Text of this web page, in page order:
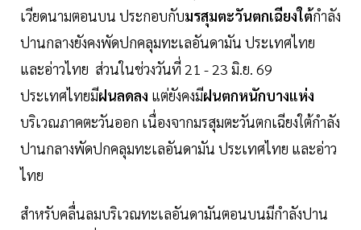
เวียดนามตอนบน ประกอบกับมรสุมตะวันตกเฉียงใต้กำลัง
ปานกลางยังคงพัดปกคลุมทะเลอันดามัน ประเทศไทย
และอ่าวไทย ส่วนในช่วงวันที่ 21 - 23 มิ.ย. 69
ประเทศไทยมีฝนลดลง แต่ยังคงมีฝนตกหนักบางแห่ง
บริเวณภาคตะวันออก เนื่องจากมรสุมตะวันตกเฉียงใต้กำลัง
ปานกลางพัดปกคลุมทะเลอันดามัน ประเทศไทย และอ่าว
ไทย
สำหรับคลื่นลมบริเวณทะเลอันดามันตอนบนมีกำลังปาน